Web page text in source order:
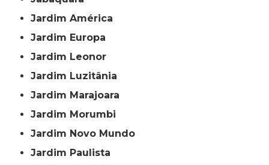
Jardim América
Jardim Europa
Jardim Leonor
Jardim Luzitânia
Jardim Marajoara
Jardim Morumbi
Jardim Novo Mundo
Jardim Paulista